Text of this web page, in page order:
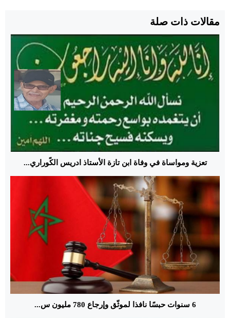
مقالات ذات صلة
تعزية ومواساة في وفاة ابن تازة الأستاذ ادريس الكًوراري...
6 سنوات حبسًا نافذا لموثّق وإرجاع 780 مليون س...